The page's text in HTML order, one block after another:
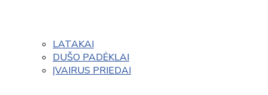
LATAKAI
DUŠO PADĖKLAI
ĮVAIRUS PRIEDAI